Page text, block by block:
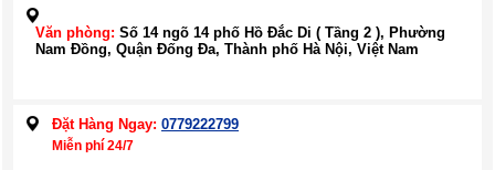
Văn phòng: Số 14 ngõ 14 phố Hồ Đắc Di ( Tầng 2 ), Phường
Nam Đồng, Quận Đống Đa, Thành phố Hà Nội, Việt Nam
Đặt Hàng Ngay: 0779222799
Miễn phí 24/7